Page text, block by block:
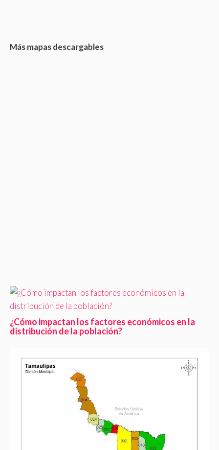
Más mapas descargables
¿Cómo impactan los factores económicos en la
distribución de la población?